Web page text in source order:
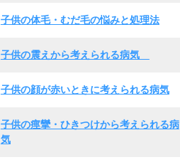
子供の体毛・むだ毛の悩みと処理法
子供の震えから考えられる病気
子供の顔が赤いときに考えられる病気
子供の痙攣・ひきつけから考えられる病
気